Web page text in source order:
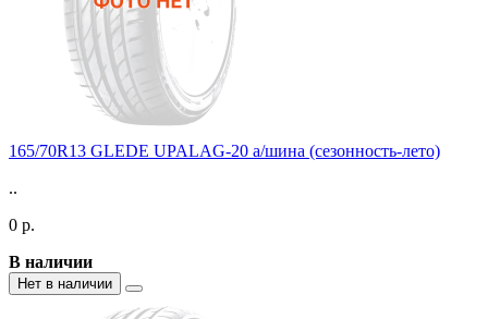
165/70R13 GLEDE UPALAG-20 а/шина (сезонность-лето)
..
0 р.
В наличии
Нет в наличии